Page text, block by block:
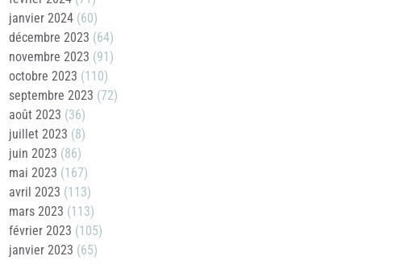
janvier 2024 (60)
décembre 2023 (64)
novembre 2023 (91)
octobre 2023 (110)
septembre 2023 (72)
août 2023 (36)
juillet 2023 (8)
juin 2023 (86)
mai 2023 (167)
avril 2023 (113)
mars 2023 (113)
février 2023 (105)
janvier 2023 (65)